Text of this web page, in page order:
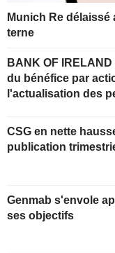
Munich Re
terne
BANK OF IRELAND : révision à la
du bénéfice par
l'actualisation des
CSG en nette
publication
Genmab s'envole
ses objectifs